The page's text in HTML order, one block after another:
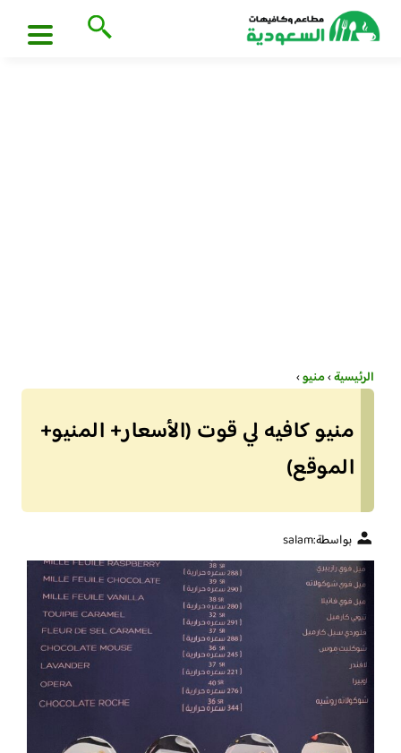
الرئيسية›منيو›
منيو كافيه لي قوت (الأسعار+ المنيو+
الموقع)
بواسطة:salam